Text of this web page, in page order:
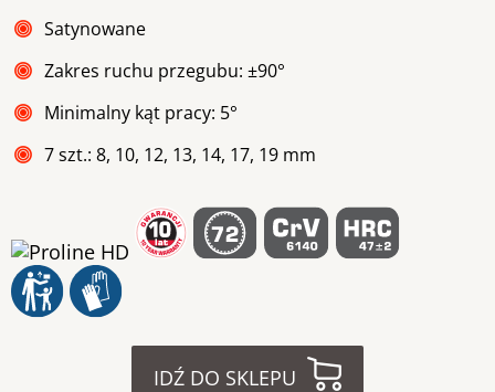
Satynowane
Zakres ruchu przegubu: ±90°
Minimalny kąt pracy: 5°
7 szt.: 8, 10, 12, 13, 14, 17, 19 mm
IDŹ DO SKLEPU